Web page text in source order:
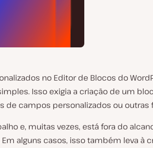
no Editor de Blocos do
Isso exigia a criação de um
de campos personalizados ou outras
e, muitas vezes, está fora do
alguns casos, isso também leva à